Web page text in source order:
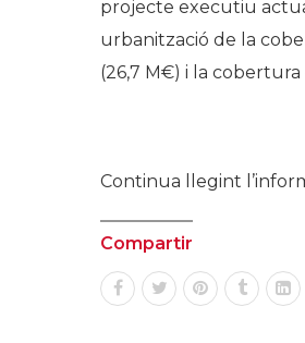
projecte executiu
urbanització de la
(26,7 M€) i la
Continua llegint
Compartir